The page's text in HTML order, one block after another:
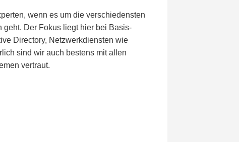
wenn es um die verschiedensten
geht. Der Fokus liegt hier bei Basis-
Directory, Netzwerkdiensten wie
sind wir auch bestens mit allen
vertraut.